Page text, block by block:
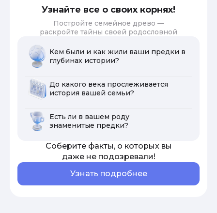
Узнайте все о своих корнях!
Постройте семейное древо —
раскройте тайны своей родословной
Кем были и как жили ваши предки в
глубинах истории?
До какого века прослеживается
история вашей семьи?
Есть ли в вашем роду
знаменитые предки?
Соберите факты, о которых вы
даже не подозревали!
Узнать подробнее